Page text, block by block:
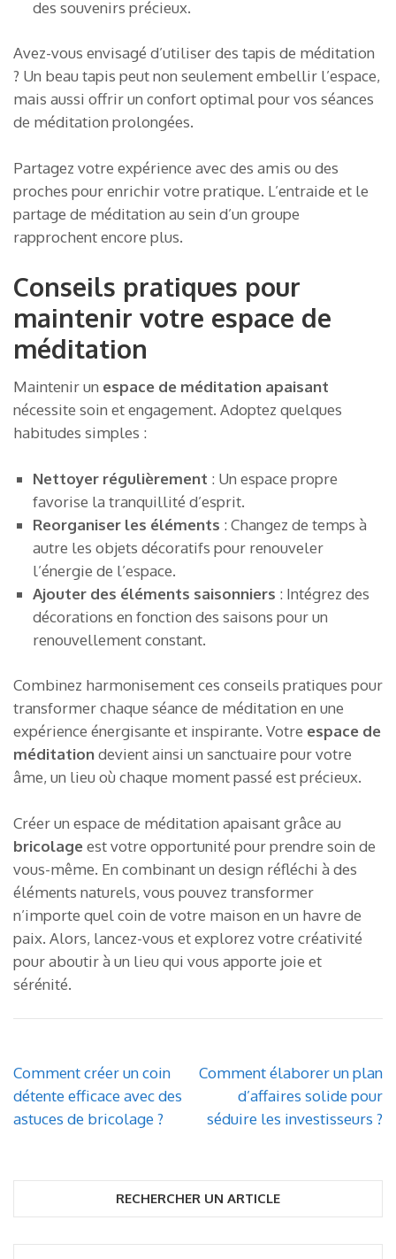
des souvenirs précieux.
Avez-vous envisagé d’utiliser des tapis de méditation
? Un beau tapis peut non seulement embellir l’espace,
mais aussi offrir un confort optimal pour vos séances
de méditation prolongées.
Partagez votre expérience avec des amis ou des
proches pour enrichir votre pratique. L’entraide et le
partage de méditation au sein d’un groupe
rapprochent encore plus.
Conseils pratiques pour
maintenir votre espace de
méditation
Maintenir un espace de méditation apaisant
nécessite soin et engagement. Adoptez quelques
habitudes simples :
Nettoyer régulièrement : Un espace propre
favorise la tranquillité d’esprit.
Reorganiser les éléments : Changez de temps à
autre les objets décoratifs pour renouveler
l’énergie de l’espace.
Ajouter des éléments saisonniers : Intégrez des
décorations en fonction des saisons pour un
renouvellement constant.
Combinez harmonisement ces conseils pratiques pour
transformer chaque séance de méditation en une
expérience énergisante et inspirante. Votre espace de
méditationdevient ainsi un sanctuaire pour votre
âme, un lieu où chaque moment passé est précieux.
Créer un espace de méditation apaisant grâce au
bricolageest votre opportunité pour prendre soin de
vous-même. En combinant un design réfléchi à des
éléments naturels, vous pouvez transformer
n’importe quel coin de votre maison en un havre de
paix. Alors, lancez-vous et explorez votre créativité
pour aboutir à un lieu qui vous apporte joie et
sérénité.
Navigation
de
l’article
Comment créer un coin
détente efficace avec des
astuces de bricolage ?
Comment élaborer un plan
d’affaires solide pour
séduire les investisseurs ?
RECHERCHER UN ARTICLE